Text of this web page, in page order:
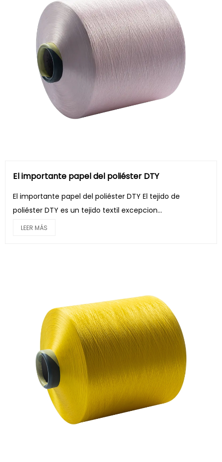
El importante papel del poliéster DTY
El importante papel del poliéster DTY El tejido de
poliéster DTY es un tejido textil excepcion...
LEER MÁS